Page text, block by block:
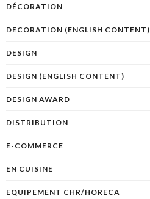
DÉCORATION
DECORATION (ENGLISH CONTENT)
DESIGN
DESIGN (ENGLISH CONTENT)
DESIGN AWARD
DISTRIBUTION
E-COMMERCE
EN CUISINE
EQUIPEMENT CHR/HORECA